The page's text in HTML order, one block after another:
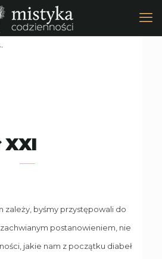
XXI
zależy, byśmy przystępowali do
postanowieniem, nie
jakie nam z początku diabeł